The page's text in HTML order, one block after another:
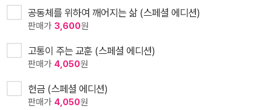
공동체를 위하여 깨어지는 삶 (스페셜 에디션)
판매가 3,600원
고통이 주는 교훈 (스페셜 에디션)
판매가 4,050원
헌금 (스페셜 에디션)
판매가 4,050원